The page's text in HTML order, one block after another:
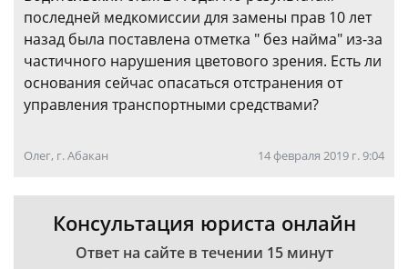
последней медкомиссии для замены прав 10 лет
назад была поставлена отметка " без найма" из-за
частичного нарушения цветового зрения. Есть ли
основания сейчас опасаться отстранения от
управления транспортными средствами?
Олег, г. Абакан 14 февраля 2019 г. 9:04
Консультация юриста онлайн
Ответ на сайте в течении 15 минут